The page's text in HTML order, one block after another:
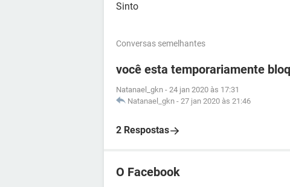
Sinto
Conversas semelhantes
você esta temporariamente
Natanael_gkn - 24 jan 2020 às 17:31
Natanael_gkn - 27 jan 2020 às 21:46
2 Respostas
O Facebook